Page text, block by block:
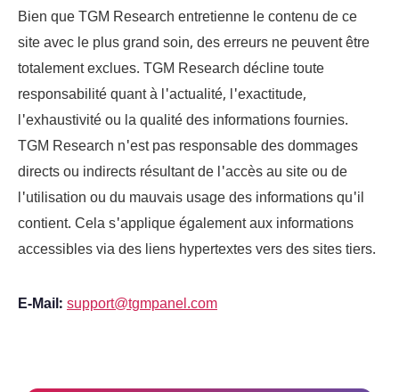
Bien que TGM Research entretienne le contenu de ce
site avec le plus grand soin, des erreurs ne peuvent être
totalement exclues. TGM Research décline toute
responsabilité quant à l'actualité, l'exactitude,
l'exhaustivité ou la qualité des informations fournies.
TGM Research n'est pas responsable des dommages
directs ou indirects résultant de l'accès au site ou de
l'utilisation ou du mauvais usage des informations qu'il
contient. Cela s'applique également aux informations
accessibles via des liens hypertextes vers des sites tiers.
E-Mail:support@tgmpanel.com